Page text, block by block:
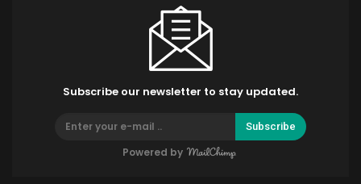
Subscribe our newsletter to stay updated.
Subscribe
Powered by